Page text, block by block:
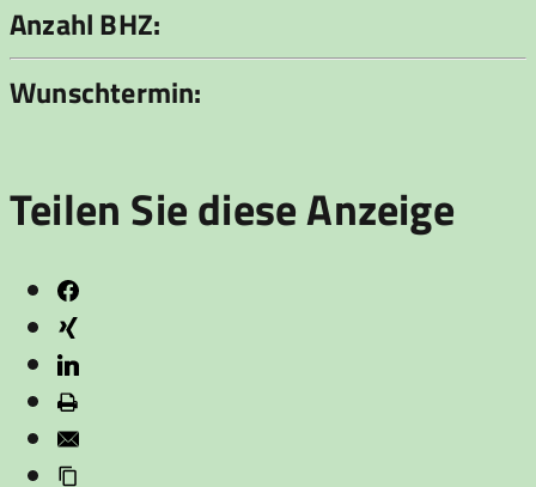
Anzahl BHZ:
Wunschtermin:
Teilen Sie diese Anzeige